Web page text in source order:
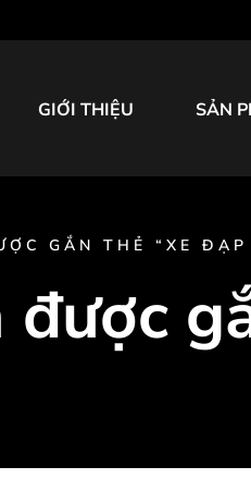
GIỚI THIỆU SẢN
GẮN THẺ “XE
được